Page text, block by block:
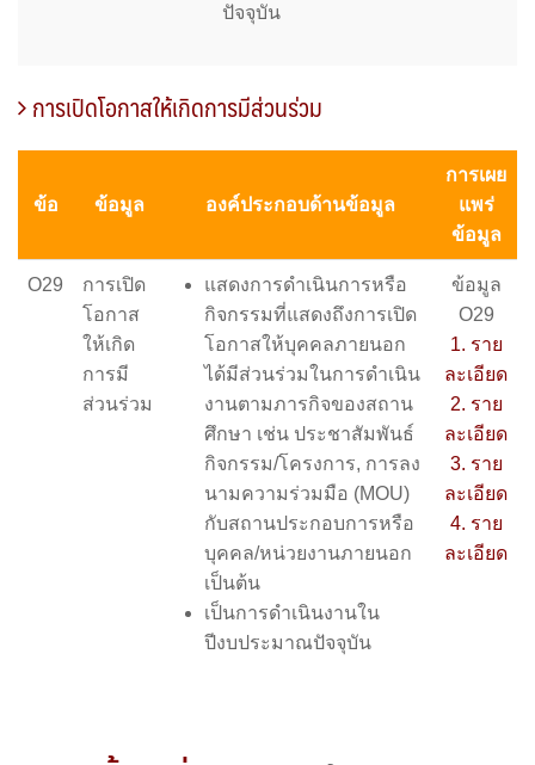
ปัจจุบัน
การเปิดโอกาสให้เกิดการมีส่วนร่วม
ข้อ ข้อมูล องค์ประกอบด้านข้อมูล
การเผย
แพร่
ข้อมูล
O29
การเปิด
โอกาส
ให้เกิด
การมี
ส่วนร่วม
แสดงการดําเนินการหรือ
กิจกรรมที่แสดงถึงการเปิด
โอกาสให้บุคคลภายนอก
ได้มีส่วนร่วมในการดําเนิน
งานตามภารกิจของสถาน
ศึกษา เช่น ประชาสัมพันธ์
กิจกรรม/โครงการ, การลง
นามความร่วมมือ (MOU)
กับสถานประกอบการหรือ
บุคคล/หน่วยงานภายนอก
เป็นต้น
เป็นการดำเนินงานใน
ปีงบประมาณปัจจุบัน
ข้อมูล
O29
1. ราย
ละเอียด
2. ราย
ละเอียด
3. ราย
ละเอียด
4. ราย
ละเอียด